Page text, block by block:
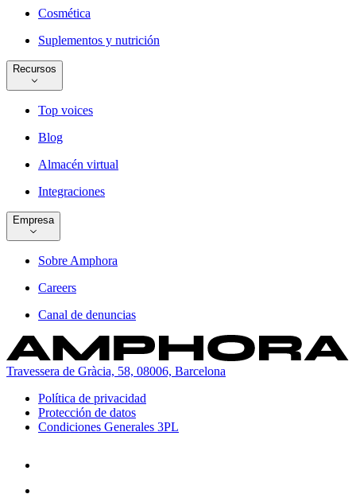
Cosmética
Suplementos y nutrición
Recursos
Top voices
Blog
Almacén virtual
Integraciones
Empresa
Sobre Amphora
Careers
Canal de denuncias
Travessera de Gràcia, 58, 08006, Barcelona
Política de privacidad
Protección de datos
Condiciones Generales 3PL